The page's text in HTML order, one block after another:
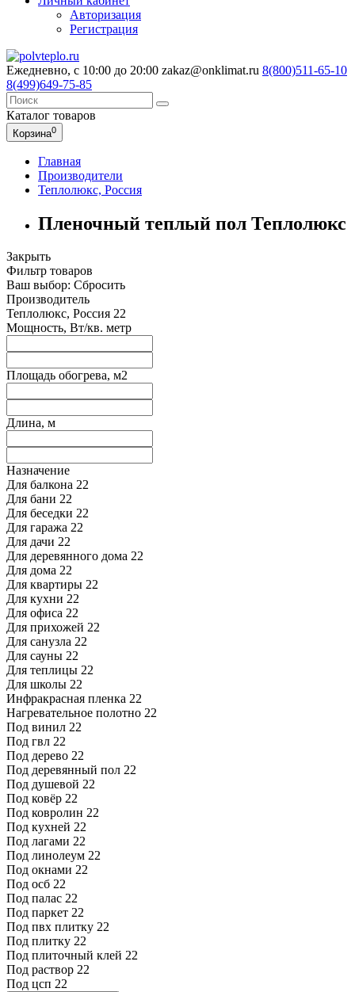
Авторизация
Регистрация
Ежедневно, с 10:00 до 20:00 zakaz@onklimat.ru 8(800)511-65-10
8(499)649-75-85
Каталог товаров
Корзина0
Главная
Производители
Теплолюкс, Россия
Пленочный теплый пол Теплолюкс
Закрыть
Фильтр товаров
Ваш выбор: Сбросить
Производитель
Теплолюкс, Россия 22
Мощность, Вт/кв. метр
Площадь обогрева, м2
Длина, м
Назначение
Для балкона 22
Для бани 22
Для беседки 22
Для гаража 22
Для дачи 22
Для деревянного дома 22
Для дома 22
Для квартиры 22
Для кухни 22
Для офиса 22
Для прихожей 22
Для санузла 22
Для сауны 22
Для теплицы 22
Для школы 22
Инфракрасная пленка 22
Нагревательное полотно 22
Под винил 22
Под гвл 22
Под дерево 22
Под деревянный пол 22
Под душевой 22
Под ковёр 22
Под ковролин 22
Под кухней 22
Под лагами 22
Под линолеум 22
Под окнами 22
Под осб 22
Под палас 22
Под паркет 22
Под пвх плитку 22
Под плитку 22
Под плиточный клей 22
Под раствор 22
Под цсп 22